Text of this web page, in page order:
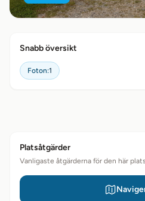
Snabb översikt
Foton:1
Platsåtgärder
Vanligaste åtgärderna för den här